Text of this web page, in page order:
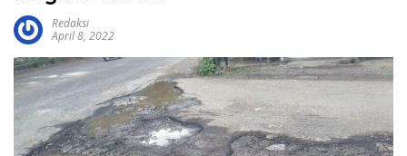
Redaksi
April 8, 2022